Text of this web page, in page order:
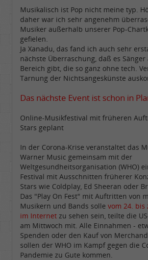
Musikalisch ist Pop nicht meine typ.
daher war ich sehr angenehm
Musiker außerhalb unserer Pop-
gefielen.
Ja Xanadu, das fand ich auch sehr
nächste Überraschung, daß es Sänger
Bereich gibt, die so ganz ohne tech.
Tarnung der Nichtsangeskünste
Das nächste Event ist schon in
Online-Musikfestival mit früheren
Stars geplant
In der Corona-Krise veranstaltet das
Warner Music gemeinsam mit der
Weltgesundheitsorganisation (WHO)
Festival mit Ausschnitten früherer
Stars wie Coldplay, Ed Sheeran oder
Das "Play On Fest" mit Auftritten von
Musikern und Bands solle vom 24. bis
im Internet zu sehen sein, teilte die
am Mittwoch mit. Alle Einnahmen -
Spenden oder den Kauf von
sollen der WHO im Kampf gegen die
Pandemie zu Gute kommen.